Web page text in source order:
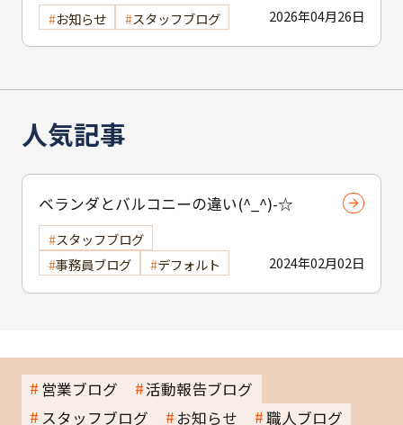
2026年04月26日
お知らせ スタッフブログ
人気記事
ベランダとバルコニーの違い(^_^)-☆
2024年02月02日
スタッフブログ
事務員ブログ
デフォルト
営業ブログ
活動報告ブログ
スタッフブログ
お知らせ 職人ブログ